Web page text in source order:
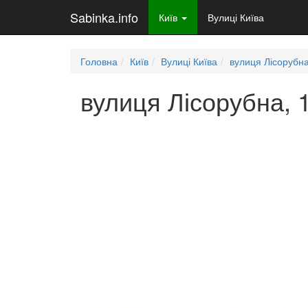
Sabinka.info Київ Вулиці Київа
Головна Київ Вулиці Київа вулиця
вулиця Лісорубна,